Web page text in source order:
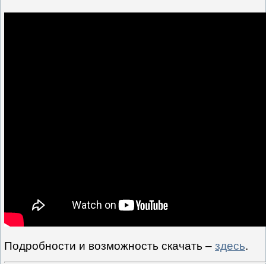
Подробности и возможность скачать – здесь.